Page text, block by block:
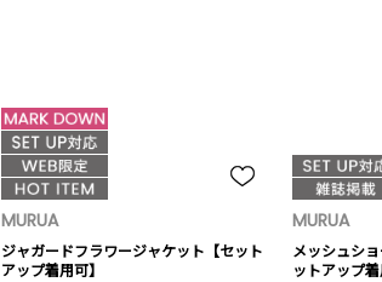
MURUA
ジャガードフラワージャケット【セット
アップ着用可】
MURUA
メッシュシ
ットアップ着